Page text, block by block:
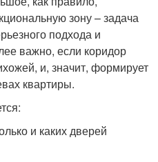
зону – задача
подхода и
важно, если коридор
и, значит, формирует
квартиры.
и каких дверей